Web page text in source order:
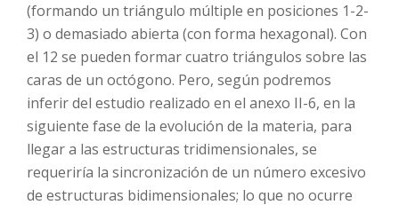
(formando un triángulo múltiple en posiciones 1-2-
3) o demasiado abierta (con forma hexagonal). Con
el 12 se pueden formar cuatro triángulos sobre las
caras de un octógono. Pero, según podremos
inferir del estudio realizado en el anexo II-6, en la
siguiente fase de la evolución de la materia, para
llegar a las estructuras tridimensionales, se
requeriría la sincronización de un número excesivo
de estructuras bidimensionales; lo que no ocurre